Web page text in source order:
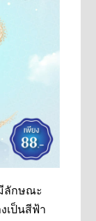
ลักษณะ
เป็นสีฟ้า